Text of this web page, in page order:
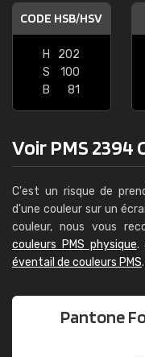
CODE HSB/HSV
H
202
S
100
B
81
Voir PMS 2394
C'est un risque de
d'une couleur sur un
couleur, nous vous
couleurs PMS physique.
éventail de couleurs PMS.
Pantone